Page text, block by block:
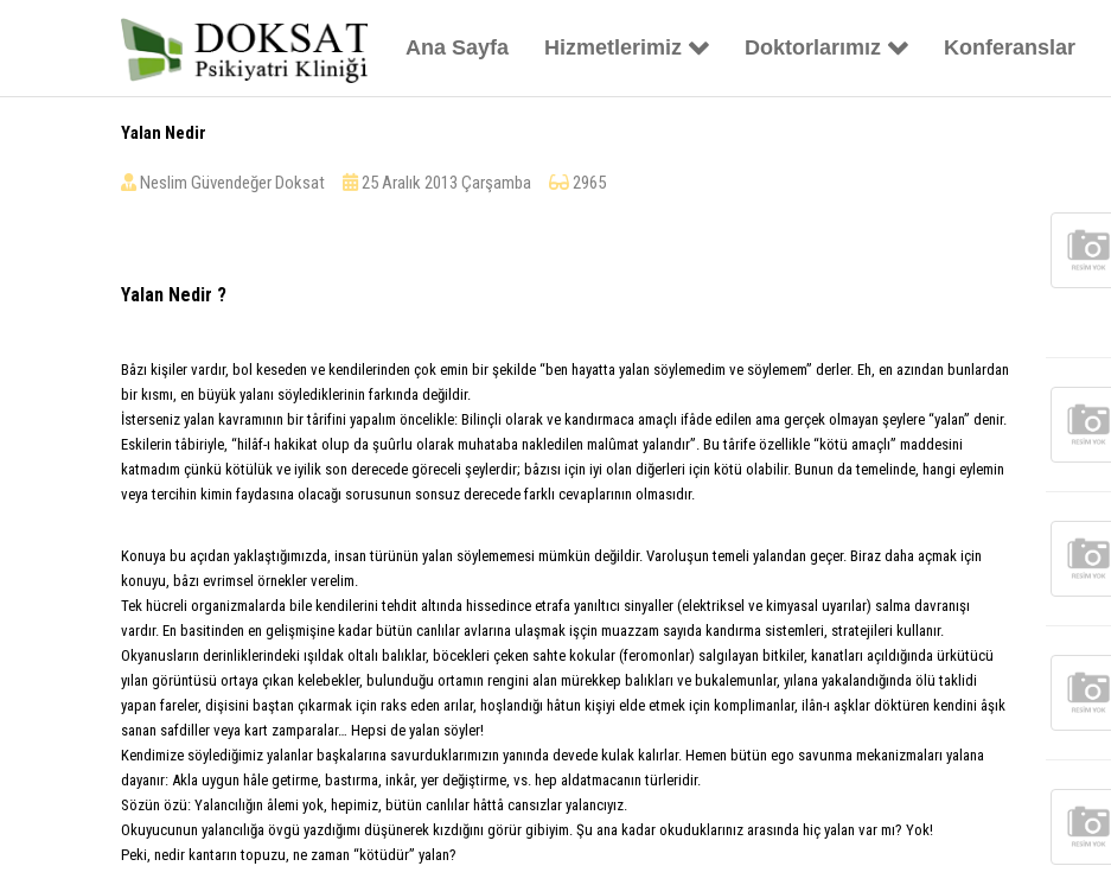
Ana Sayfa Hizmetlerimiz Doktorlarımız Konferanslar
Yalan Nedir
Neslim Güvendeğer Doksat 25 Aralık 2013 Çarşamba 2965
Yalan Nedir ?
Bâzı kişiler vardır, bol keseden ve kendilerinden çok emin bir şekilde “ben hayatta yalan söylemedim ve söylemem” derler. Eh, en azından bunlardan
bir kısmı, en büyük yalanı söylediklerinin farkında değildir.
İsterseniz yalan kavramının bir târifini yapalım öncelikle: Bilinçli olarak ve kandırmaca amaçlı ifâde edilen ama gerçek olmayan şeylere “yalan” denir.
Eskilerin tâbiriyle, “hilâf-ı hakikat olup da şuûrlu olarak muhataba nakledilen malûmat yalandır”. Bu târife özellikle “kötü amaçlı” maddesini
katmadım çünkü kötülük ve iyilik son derecede göreceli şeylerdir; bâzısı için iyi olan diğerleri için kötü olabilir. Bunun da temelinde, hangi eylemin
veya tercihin kimin faydasına olacağı sorusunun sonsuz derecede farklı cevaplarının olmasıdır.
Konuya bu açıdan yaklaştığımızda, insan türünün yalan söylememesi mümkün değildir. Varoluşun temeli yalandan geçer. Biraz daha açmak için
konuyu, bâzı evrimsel örnekler verelim.
Tek hücreli organizmalarda bile kendilerini tehdit altında hissedince etrafa yanıltıcı sinyaller (elektriksel ve kimyasal uyarılar) salma davranışı
vardır. En basitinden en gelişmişine kadar bütün canlılar avlarına ulaşmak işçin muazzam sayıda kandırma sistemleri, stratejileri kullanır.
Okyanusların derinliklerindeki ışıldak oltalı balıklar, böcekleri çeken sahte kokular (feromonlar) salgılayan bitkiler, kanatları açıldığında ürkütücü
yılan görüntüsü ortaya çıkan kelebekler, bulunduğu ortamın rengini alan mürekkep balıkları ve bukalemunlar, yılana yakalandığında ölü taklidi
yapan fareler, dişisini baştan çıkarmak için raks eden arılar, hoşlandığı hâtun kişiyi elde etmek için komplimanlar, ilân-ı aşklar döktüren kendini âşık
sanan safdiller veya kart zamparalar… Hepsi de yalan söyler!
Kendimize söylediğimiz yalanlar başkalarına savurduklarımızın yanında devede kulak kalırlar. Hemen bütün ego savunma mekanizmaları yalana
dayanır: Akla uygun hâle getirme, bastırma, inkâr, yer değiştirme, vs. hep aldatmacanın türleridir.
Sözün özü: Yalancılığın âlemi yok, hepimiz, bütün canlılar hâttâ cansızlar yalancıyız.
Okuyucunun yalancılığa övgü yazdığımı düşünerek kızdığını görür gibiyim. Şu ana kadar okuduklarınız arasında hiç yalan var mı? Yok!
Peki, nedir kantarın topuzu, ne zaman “kötüdür” yalan?